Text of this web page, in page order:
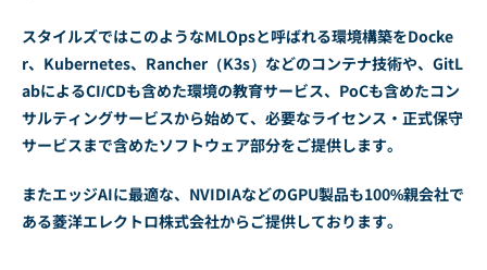
スタイルズではこのようなMLOpsと呼ばれる環境構築をDocke
r、Kubernetes、Rancher（K3s）などのコンテナ技術や、GitL
abによるCI/CDも含めた環境の教育サービス、PoCも含めたコン
サルティングサービスから始めて、必要なライセンス・正式保守
サービスまで含めたソフトウェア部分をご提供します。
またエッジAIに最適な、NVIDIAなどのGPU製品も100%親会社で
ある菱洋エレクトロ株式会社からご提供しております。